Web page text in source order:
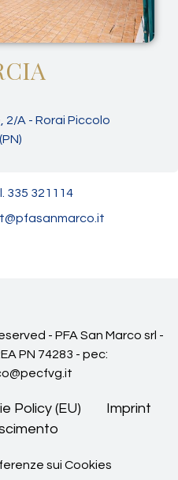
2/A - Rorai Piccolo
335 321114
- PFA San Marco srl -
PN 74283 - pec:
Policy (EU)
Imprint
sui Cookies